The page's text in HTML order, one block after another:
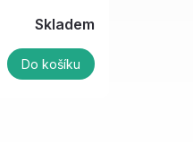
Skladem
Do košíku